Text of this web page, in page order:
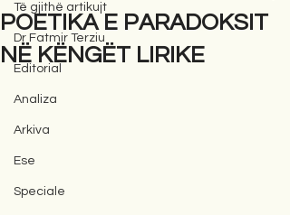
Të gjithë artikujt
Dr Fatmir Terziu
Editorial
Analiza
Arkiva
Ese
Speciale
POETIKA E PARADOKSIT
NË KËNGËT LIRIKE